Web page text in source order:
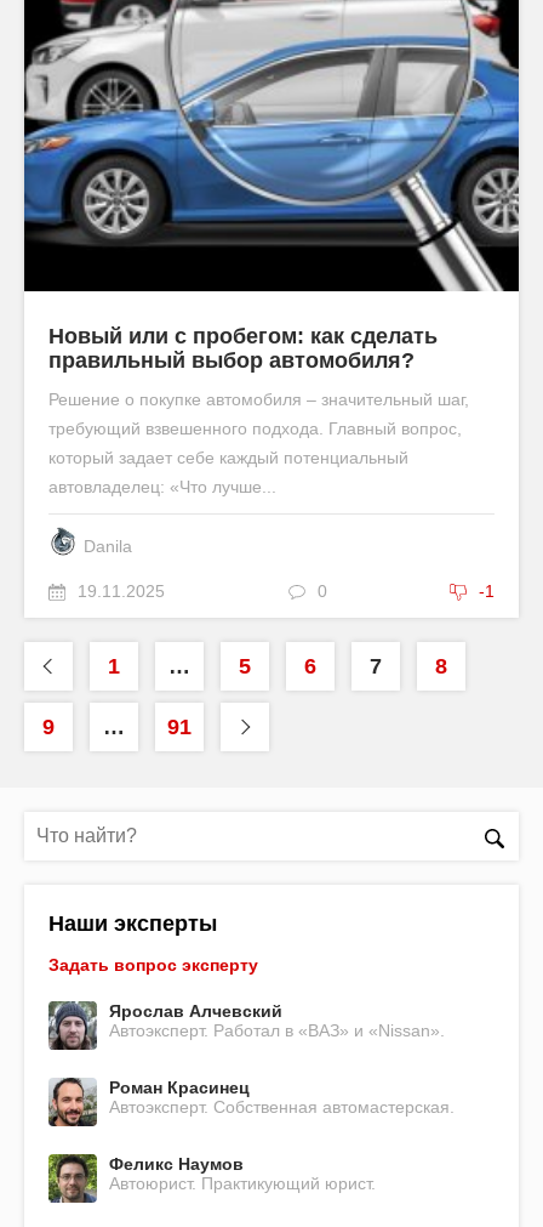
Новый или с пробегом: как сделать
правильный выбор автомобиля?
Решение о покупке автомобиля – значительный шаг,
требующий взвешенного подхода. Главный вопрос,
который задает себе каждый потенциальный
автовладелец: «Что лучше...
Danila
19.11.2025 0 -1
1 … 5 6 7 8
9 … 91
Наши эксперты
Задать вопрос эксперту
Ярослав Алчевский
Автоэксперт. Работал в «ВАЗ» и «Nissan».
Роман Красинец
Автоэксперт. Собственная автомастерская.
Феликс Наумов
Автоюрист. Практикующий юрист.